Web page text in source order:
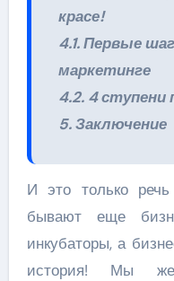
красе!
4.1. Первые
маркетинге
4.2. 4 ступени
5. Заключение
И это только
бывают еще
инкубаторы, а
история! Мы же